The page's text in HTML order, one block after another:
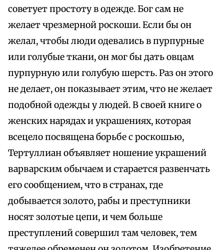
советует простоту в одежде. Бог сам не
желает чрезмерной роскоши. Если бы он
желал, чтобы люди одевались в пурпурные
или голубые ткани, он мог бы дать овцам
пурпурную или голубую шерсть. Раз он этого
не делает, он показывает этим, что не желает
подобной одежды у людей. В своей книге о
женских нарядах и украшениях, которая
всецело посвящена борьбе с роскошью,
Тертуллиан объявляет ношение украшений
варварским обычаем и старается развенчать
его сообщением, что в странах, где
добывается золото, рабы и преступники
носят золотые цепи, и чем больше
преступлений совершил там человек, тем